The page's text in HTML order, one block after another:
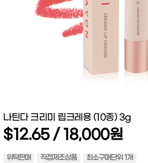
나틴다 크리미 립크레용 (10종) 3g
$12.65 / 18,000원
위탁판매 직접제조상품 최소구매단위 1개